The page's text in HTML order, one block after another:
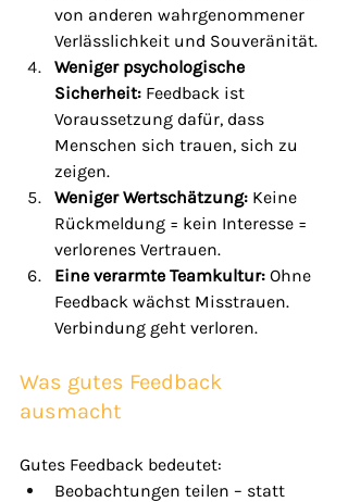
von anderen wahrgenommener
Verlässlichkeit und Souveränität.
Weniger psychologische
Sicherheit: Feedback ist
Voraussetzung dafür, dass
Menschen sich trauen, sich zu
zeigen.
Weniger Wertschätzung: Keine
Rückmeldung = kein Interesse =
verlorenes Vertrauen.
Eine verarmte Teamkultur: Ohne
Feedback wächst Misstrauen.
Verbindung geht verloren.
Was gutes Feedback
ausmacht
Gutes Feedback bedeutet:
Beobachtungen teilen – statt